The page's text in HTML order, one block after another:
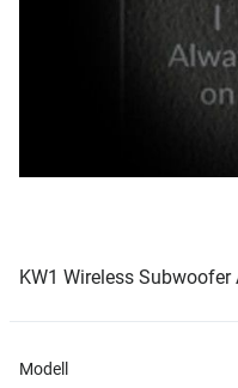
KW1 Wireless
Modell